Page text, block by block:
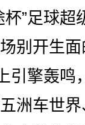
”足球超
别开生
引擎轰鸣
洲车世界